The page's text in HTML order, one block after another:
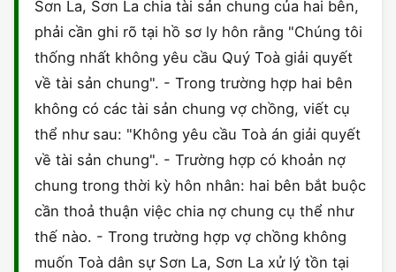
Sơn La, Sơn La chia tài sản chung của hai bên,
phải cần ghi rõ tại hồ sơ ly hôn rằng "Chúng tôi
thống nhất không yêu cầu Quý Toà giải quyết
về tài sản chung". - Trong trường hợp hai bên
không có các tài sản chung vợ chồng, viết cụ
thể như sau: "Không yêu cầu Toà án giải quyết
về tài sản chung". - Trường hợp có khoản nợ
chung trong thời kỳ hôn nhân: hai bên bắt buộc
cần thoả thuận việc chia nợ chung cụ thể như
thế nào. - Trong trường hợp vợ chồng không
muốn Toà dân sự Sơn La, Sơn La xử lý tồn tại